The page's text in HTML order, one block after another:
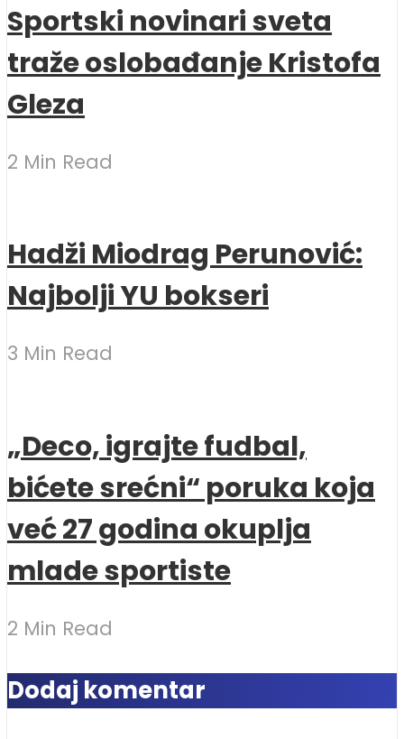
Sportski novinari sveta
traže oslobađanje Kristofa
Gleza
2 Min Read
Hadži Miodrag Perunović:
Najbolji YU bokseri
3 Min Read
„Deco, igrajte fudbal,
bićete srećni“ poruka koja
već 27 godina okuplja
mlade sportiste
2 Min Read
Dodaj komentar